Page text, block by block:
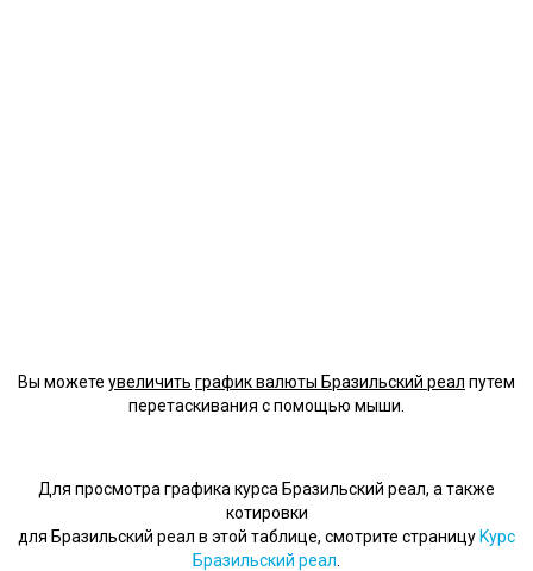
Вы можете увеличить график валюты Бразильский реал путем
перетаскивания с помощью мыши.
Для просмотра графика курса Бразильский реал, а также
котировки
для Бразильский реал в этой таблице, смотрите страницу Kурс
Бразильский реал